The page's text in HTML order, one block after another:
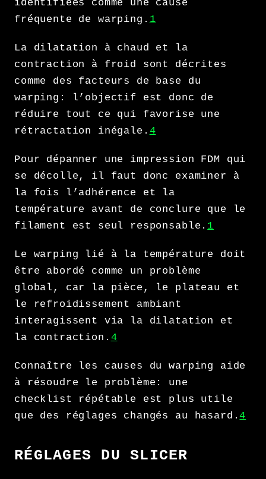
identifiées comme une cause
fréquente de warping. 1
La dilatation à chaud et la
contraction à froid sont décrites
comme des facteurs de base du
warping: l’objectif est donc de
réduire tout ce qui favorise une
rétractation inégale. 4
Pour dépanner une impression FDM qui
se décolle, il faut donc examiner à
la fois l’adhérence et la
température avant de conclure que le
filament est seul responsable. 1
Le warping lié à la température doit
être abordé comme un problème
global, car la pièce, le plateau et
le refroidissement ambiant
interagissent via la dilatation et
la contraction. 4
Connaître les causes du warping aide
à résoudre le problème: une
checklist répétable est plus utile
que des réglages changés au hasard.4
RÉGLAGES DU SLICER